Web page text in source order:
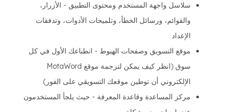
سلاسل واجهة المستخدم ومحتوى التطبيق - الأزرار،
والقوائم، ورسائل الخطأ، وتلميحات الأدوات، وتدفقات
الإعداد
موقع التسويق وصفحات الهبوط - انطباعك الأول في كل
سوق (انظر كيف يمكن لترجمة موقع MotaWord
الإلكتروني أن توطين موقعك التسويقي على الفور)
مركز المساعدة وقاعدة المعرفة - حيث يلجأ المستخدمون